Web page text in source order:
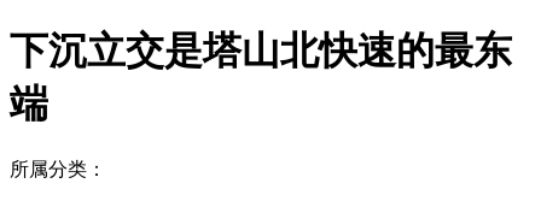
下沉立交是塔山北快速的最东
端
所属分类：